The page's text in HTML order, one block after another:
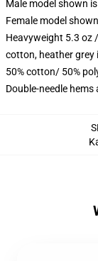
Male model shown
Female model
Heavyweight 5.3 oz
cotton, heather grey
50% cotton/ 50%
Double-needle